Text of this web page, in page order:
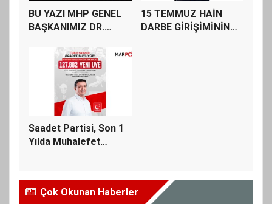
BU YAZI MHP GENEL
BAŞKANIMIZ DR.
15 TEMMUZ HAİN
DARBE GİRİŞİMİNİN
Saadet Partisi, Son 1
Yılda Muhalefet
Çok Okunan Haberler